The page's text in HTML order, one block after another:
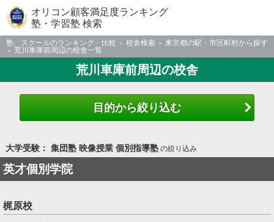
オリコン顧客満足度ランキング
塾・学習塾 検索
塾、スクールのランキング・比較 校舎検索
東京都の駅・市区町村から探す
荒川車庫前周辺の校舎一覧
荒川車庫前周辺の校舎
目的から絞り込む
大学受験： 集団塾 映像授業 個別指導塾の絞り込み
英才個別学院
梶原校